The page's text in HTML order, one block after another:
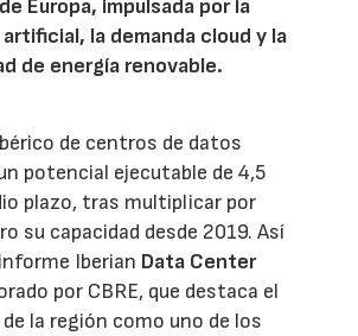
Europa, impulsada por la
la demanda cloud y la
de energía renovable.
de centros de datos
potencial ejecutable de 4,5
plazo, tras multiplicar por
su capacidad desde 2019. Así
Iberian Data Center
por CBRE, que destaca el
la región como uno de los